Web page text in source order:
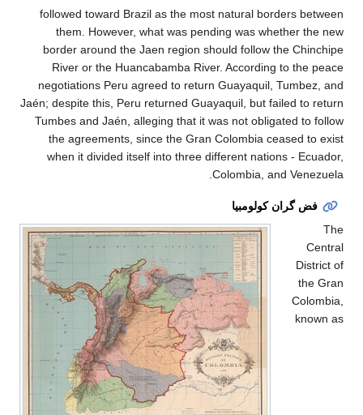
followed toward Brazil as the most natural borders
them. However, what was pending was whether
border around the Jaen region should follow the
River or the Huancabamba River. According to
negotiations Peru agreed to return Guayaquil,
Jaén; despite this, Peru returned Guayaquil, but failed
Tumbes and Jaén, alleging that it was not obligated
the agreements, since the Gran Colombia
when it divided itself into three different nations -
Colombia, and
گران كولومبيا